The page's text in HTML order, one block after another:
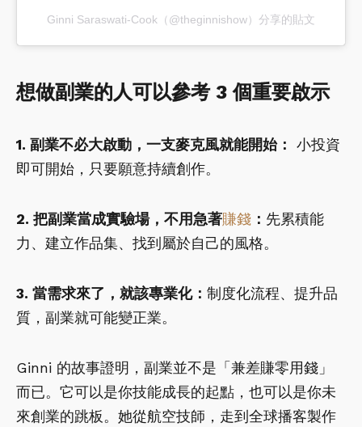
Ginni Saraswati-Cook（@theginnishow）分享的貼文
想做副業的人可以參考 3 個重要啟示
1. 副業不必大啟動，一支麥克風就能開始：
小投資
即可開始，只要願意持續創作。
2. 把副業當成實驗場，不用急著賺錢 ： 先累積能
力、建立作品集、找到屬於自己的風格。
3. 當需求來了，就該專業化： 制度化流程、提升品
質，副業就可能變正業。
Ginni 的故事證明，副業並不是「兼差賺零用錢」
而已。它可以是你技能成長的起點，也可以是你未
來創業的跳板。她從航空技師，走到全球播客製作